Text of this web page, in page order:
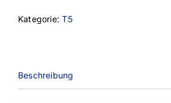
Kategorie:T5
Beschreibung